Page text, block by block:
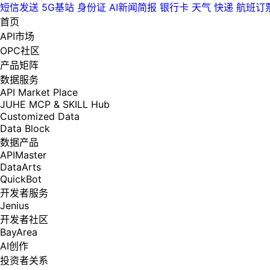
短信发送 5G基站 身份证 AI新闻简报 银行卡 天气 快递 航班订
首页
API市场
OPC社区
产品矩阵
数据服务
API Market Place
JUHE MCP & SKILL Hub
Customized Data
Data Block
数据产品
APIMaster
DataArts
QuickBot
开发者服务
Jenius
开发者社区
BayArea
AI创作
投资者关系